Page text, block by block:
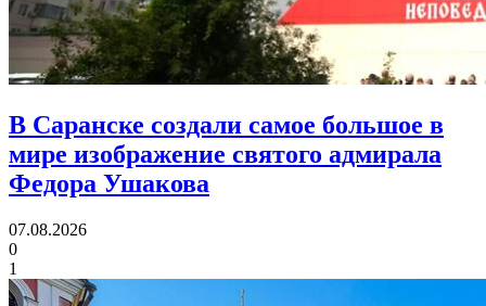
В Саранске создали самое большое в
мире изображение святого адмирала
Федора Ушакова
07.08.2026
0
1